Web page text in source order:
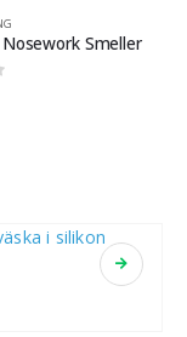
Nosework Smeller